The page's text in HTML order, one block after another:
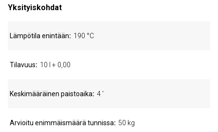
Yksityiskohdat
Lämpötila enintään 190 °C
Tilavuus 10 l + 0,00
Keskimääräinen paistoaika 4 '
Arvioitu enimmäismäärä tunnissa 50 kg